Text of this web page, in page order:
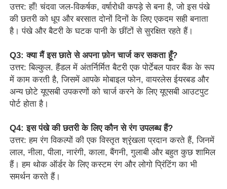
उत्तर: हाँ! चंदवा जल-विकर्षक, वर्षारोधी कपड़े से बना है, जो इस पंखे
की छतरी को धूप और बरसात दोनों दिनों के लिए एकदम सही बनाता
है। पंखे और बैटरी के घटक पानी के छींटों से सुरक्षित रहते हैं।
Q3: क्या मैं इस छाते से अपना फ़ोन चार्ज कर सकता हूँ?
उत्तर: बिल्कुल. हैंडल में अंतर्निर्मित बैटरी एक पोर्टेबल पावर बैंक के रूप
में काम करती है, जिसमें आपके मोबाइल फोन, वायरलेस ईयरबड और
अन्य छोटे यूएसबी उपकरणों को चार्ज करने के लिए यूएसबी आउटपुट
पोर्ट होता है।
Q4: इस पंखे की छतरी के लिए कौन से रंग उपलब्ध हैं?
उत्तर: हम रंग विकल्पों की एक विस्तृत श्रृंखला प्रदान करते हैं, जिनमें
लाल, नीला, पीला, नारंगी, काला, बैंगनी, गुलाबी और बहुत कुछ शामिल
हैं। हम थोक ऑर्डर के लिए कस्टम रंग और लोगो प्रिंटिंग का भी
समर्थन करते हैं।